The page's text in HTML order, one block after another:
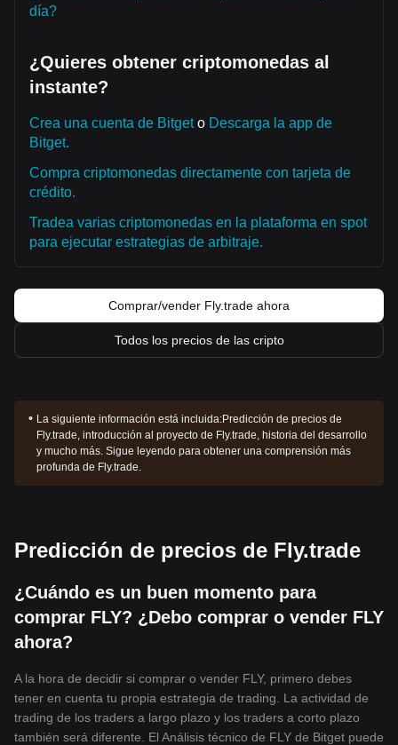
día?
¿Quieres obtener criptomonedas al
instante?
Crea una cuenta de Bitgeto Descarga la app de
Bitget.
Compra criptomonedas directamente con tarjeta de
crédito.
Tradea varias criptomonedas en la plataforma en spot
para ejecutar estrategias de arbitraje.
Comprar/vender Fly.trade ahora
Todos los precios de las cripto
La siguiente información está incluida:Predicción de precios de
Fly.trade, introducción al proyecto de Fly.trade, historia del desarrollo
y mucho más. Sigue leyendo para obtener una comprensión más
profunda de Fly.trade.
Predicción de precios de Fly.trade
¿Cuándo es un buen momento para
comprar FLY? ¿Debo comprar o vender FLY
ahora?
A la hora de decidir si comprar o vender FLY, primero debes
tener en cuenta tu propia estrategia de trading. La actividad de
trading de los traders a largo plazo y los traders a corto plazo
también será diferente. El Análisis técnico de FLY de Bitget puede